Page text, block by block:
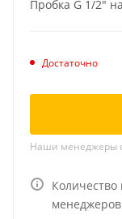
Пробка G 1/2"
Достаточно
Наши менеджеры
Количество